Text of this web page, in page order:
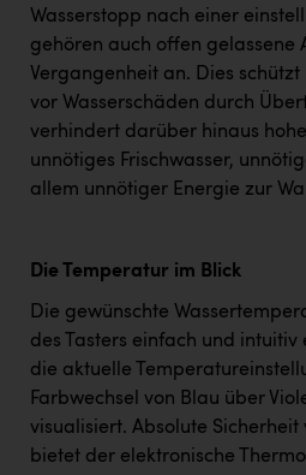
Wasserstopp nach einer
gehören auch offen gelassene
Vergangenheit an. Dies
vor Wasserschäden durch
verhindert darüber hinaus
unnötiges Frischwasser,
allem unnötiger Energie zur
Die Temperatur im Blick
Die gewünschte
des Tasters einfach und
die aktuelle
Farbwechsel von Blau über
visualisiert. Absolute Sicherheit
bietet der elektronische